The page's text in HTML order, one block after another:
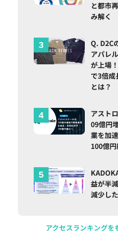
と都市
み解く
Q. D2C
アパレ
が上場
で3倍成
とは？
アスト
09億円
業を加
100億
益が半
減少し
アクセスランキングを